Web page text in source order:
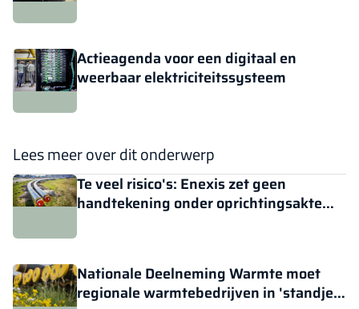
Actieagenda voor een digitaal en
weerbaar elektriciteitssysteem
Lees meer over dit onderwerp
Te veel risico's: Enexis zet geen
handtekening onder oprichtingsakte
Nationale Deelneming Warmte moet
regionale warmtebedrijven in 'standje